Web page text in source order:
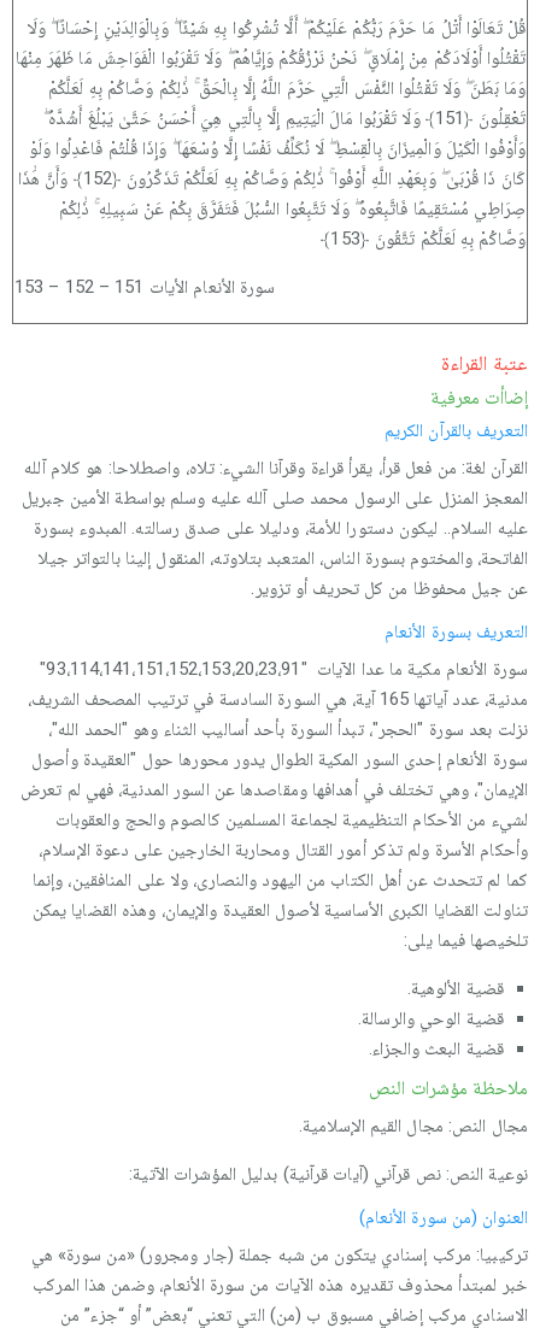
قُلْ تَعَالَوْا أَتْلُ مَا حَرَّمَ رَبُّكُمْ عَلَيْكُمْ ۖ أَلَّا تُشْرِكُوا بِهِ شَيْئًا ۖ وَبِالْوَالِدَيْنِ إِحْسَانًا ۖ وَلَا
تَقْتُلُوا أَوْلَادَكُمْ مِنْ إِمْلَاقٍ ۖ نَحْنُ نَرْزُقُكُمْ وَإِيَّاهُمْ ۖ وَلَا تَقْرَبُوا الْفَوَاحِشَ مَا ظَهَرَ مِنْهَا
وَمَا بَطَنَ ۖ وَلَا تَقْتُلُوا النَّفْسَ الَّتِي حَرَّمَ اللَّهُ إِلَّا بِالْحَقِّ ۚ ذَٰلِكُمْ وَصَّاكُمْ بِهِ لَعَلَّكُمْ
تَعْقِلُونَ ﴿151﴾ وَلَا تَقْرَبُوا مَالَ الْيَتِيمِ إِلَّا بِالَّتِي هِيَ أَحْسَنُ حَتَّىٰ يَبْلُغَ أَشُدَّهُ ۖ
وَأَوْفُوا الْكَيْلَ وَالْمِيزَانَ بِالْقِسْطِ ۖ لَا نُكَلِّفُ نَفْسًا إِلَّا وُسْعَهَا ۖ وَإِذَا قُلْتُمْ فَاعْدِلُوا وَلَوْ
كَانَ ذَا قُرْبَىٰ ۖ وَبِعَهْدِ اللَّهِ أَوْفُوا ۚ ذَٰلِكُمْ وَصَّاكُمْ بِهِ لَعَلَّكُمْ تَذَكَّرُونَ ﴿152﴾ وَأَنَّ هَٰذَا
صِرَاطِي مُسْتَقِيمًا فَاتَّبِعُوهُ ۖ وَلَا تَتَّبِعُوا السُّبُلَ فَتَفَرَّقَ بِكُمْ عَنْ سَبِيلِهِ ۚ ذَٰلِكُمْ
وَصَّاكُمْ بِهِ لَعَلَّكُمْ تَتَّقُونَ ﴿153﴾
سورة الأنعام الأيات 151 – 152 – 153
عتبة القراءة
إضاأت معرفية
التعريف بالقرآن الكريم
القرآن لغة: من فعل قرأ، يقرأ قراءة وقرآنا الشيء: تلاه، واصطلاحا: هو كلام آلله
المعجز المنزل على الرسول محمد صلى آلله عليه وسلم بواسطة الأمين جبريل
عليه السلام.. ليكون دستورا للأمة، ودليلا على صدق رسالته. المبدوء بسورة
الفاتحة، والمختوم بسورة الناس، المتعبد بتلاوته، المنقول إلينا بالتواتر جيلا
عن جيل محفوظا من كل تحريف أو تزوير.
التعريف بسورة الأنعام
سورة الأنعام مكية ما عدا الآيات "93،114،141،151،152،153،20،23،91"
مدنية، عدد آياتها 165 آية، هي السورة السادسة في ترتيب المصحف الشريف،
نزلت بعد سورة "الحجر"، تبدأ السورة بأحد أساليب الثناء وهو "الحمد الله"،
سورة الأنعام إحدى السور المكية الطوال يدور محورها حول "العقيدة وأصول
الإيمان"، وهي تختلف في أهدافها ومقاصدها عن السور المدنية، فهي لم تعرض
لشيء من الأحكام التنظيمية لجماعة المسلمين كالصوم والحج والعقوبات
وأحكام الأسرة ولم تذكر أمور القتال ومحاربة الخارجين على دعوة الإسلام،
كما لم تتحدث عن أهل الكتاب من اليهود والنصارى، ولا على المنافقين، وإنما
تناولت القضايا الكبرى الأساسية لأصول العقيدة والإيمان، وهذه القضايا يمكن
تلخيصها فيما يلى:
قضية الألوهية.
قضية الوحي والرسالة.
قضية البعث والجزاء.
ملاحظة مؤشرات النص
مجال النص: مجال القيم الإسلامية.
نوعية النص: نص قرآني (آيات قرآنية) بدليل المؤشرات الآتية:
العنوان (من سورة الأنعام)
تركيبيا: مركب إسنادي يتكون من شبه جملة (جار ومجرور) «من سورة» هي
خبر لمبتدأ محذوف تقديره هذه الآيات من سورة الأنعام، وضمن هذا المركب
الاسنادي مركب إضافي مسبوق ب (من) التي تعني “بعض” أو “جزء” من